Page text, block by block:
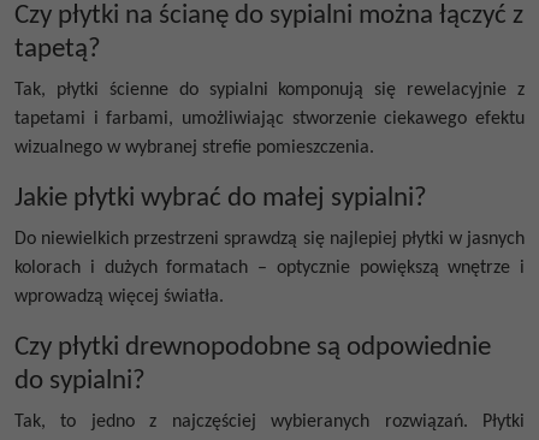
Czy płytki na ścianę do sypialni można łączyć z
tapetą?
Tak, płytki ścienne do sypialni komponują się rewelacyjnie z
tapetami i farbami, umożliwiając stworzenie ciekawego efektu
wizualnego w wybranej strefie pomieszczenia.
Jakie płytki wybrać do małej sypialni?
Do niewielkich przestrzeni sprawdzą się najlepiej płytki w jasnych
kolorach i dużych formatach – optycznie powiększą wnętrze i
wprowadzą więcej światła.
Czy płytki drewnopodobne są odpowiednie
do sypialni?
Tak, to jedno z najczęściej wybieranych rozwiązań. Płytki